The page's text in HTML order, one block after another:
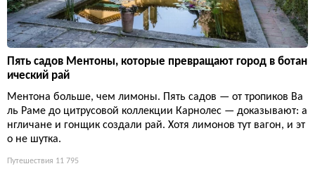
Пять садов Ментоны, которые превращают город в ботан
ический рай
Ментона больше, чем лимоны. Пять садов — от тропиков Ва
ль Раме до цитрусовой коллекции Карнолес — доказывают: а
нгличане и гонщик создали рай. Хотя лимонов тут вагон, и эт
о не шутка.
Путешествия 11 795